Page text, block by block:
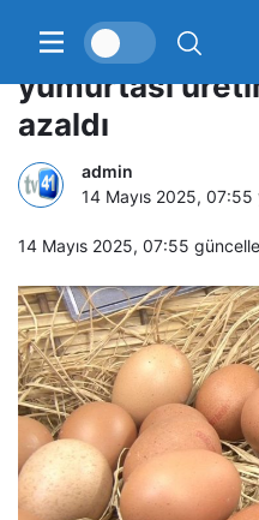
Mart ayında
yumurtası
azaldı
admin
14 Mayıs 2025, 07:55
14 Mayıs 2025, 07:55